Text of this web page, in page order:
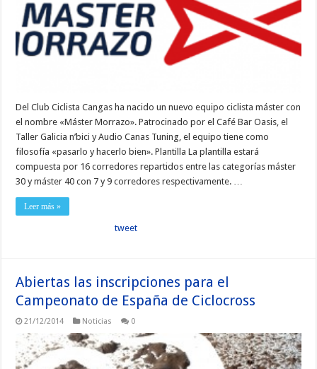
Del Club Ciclista Cangas ha nacido un nuevo equipo ciclista máster con
el nombre «Máster Morrazo». Patrocinado por el Café Bar Oasis, el
Taller Galicia n’bici y Audio Canas Tuning, el equipo tiene como
filosofía «pasarlo y hacerlo bien». Plantilla La plantilla estará
compuesta por 16 corredores repartidos entre las categorías máster
30 y máster 40 con 7 y 9 corredores respectivamente. …
Leer más »
tweet
Abiertas las inscripciones para el
Campeonato de España de Ciclocross
21/12/2014 Noticias 0